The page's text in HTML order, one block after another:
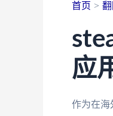
首页
应
作为在海